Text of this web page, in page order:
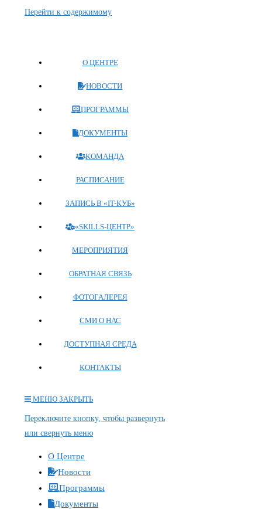
Перейти к содержимому
О ЦЕНТРЕ
НОВОСТИ
ПРОГРАММЫ
ДОКУМЕНТЫ
КОМАНДА
РАСПИСАНИЕ
ЗАПИСЬ В «IT-КУБ»
«SKILLS-ЦЕНТР»
МЕРОПРИЯТИЯ
ОБРАТНАЯ СВЯЗЬ
ФОТОГАЛЕРЕЯ
СМИ О НАС
ДОСТУПНАЯ СРЕДА
КОНТАКТЫ
МЕНЮ ЗАКРЫТЬ
Переключите кнопку, чтобы развернуть
или свернуть меню
О Центре
Новости
Программы
Документы